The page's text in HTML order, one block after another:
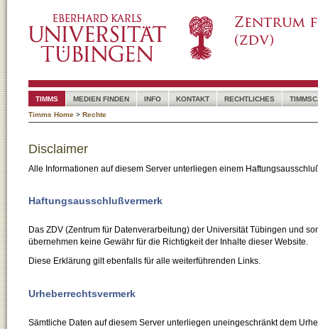
TIMMS MEDIEN FINDEN INFO KONTAKT RECHTLICHES
Timms Home > Rechte
Disclaimer
Alle Informationen auf diesem Server unterliegen einem
Haftungsausschlußvermerk
Das ZDV (Zentrum für Datenverarbeitung) der Universität Tübingen und
übernehmen keine Gewähr für die Richtigkeit der Inhalte dieser Website.
Diese Erklärung gilt ebenfalls für alle weiterführenden Links.
Urheberrechtsvermerk
Sämtliche Daten auf diesem Server unterliegen uneingeschränkt dem